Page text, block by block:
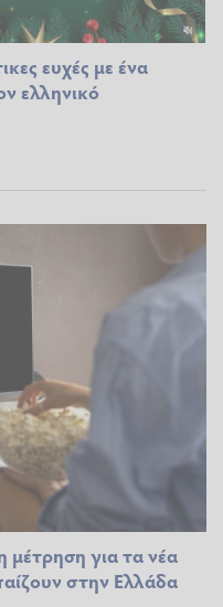
ευχές με ένα
ελληνικό
μέτρηση για τα νέα
στην Ελλάδα